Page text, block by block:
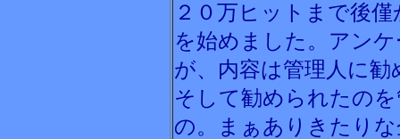
２０万ヒットまで後
を始めました。アン
が、内容は管理人に
そして勧められたの
の。まぁありきたり